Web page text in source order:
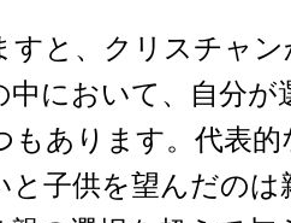
と、クリスチャン
中において、自分
もあります。代表
と子供を望んだのは